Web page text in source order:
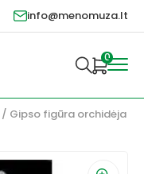
info@menomuza.lt
0
/ Gipso figūra orchidėja